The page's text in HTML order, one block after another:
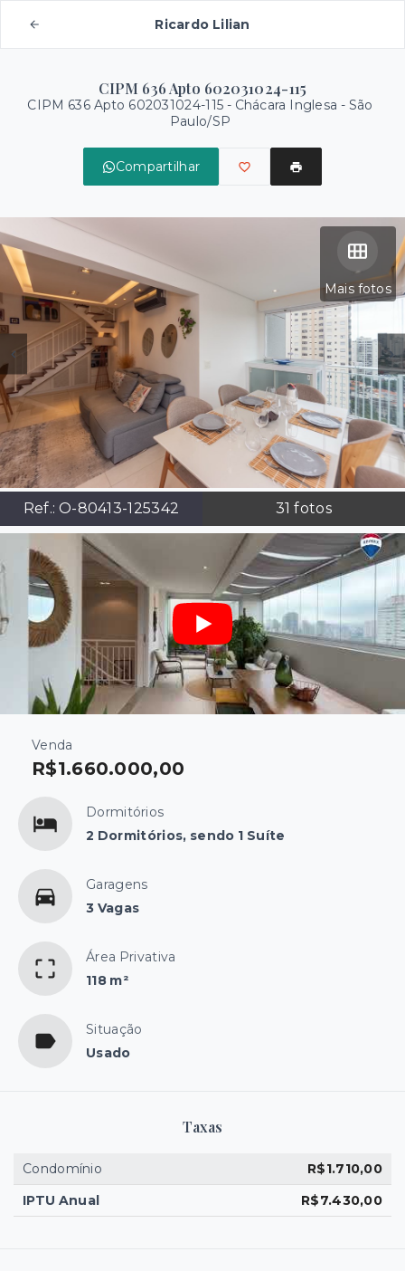
Ricardo Lilian
CIPM 636 Apto 602031024-115
CIPM 636 Apto 602031024-115 - Chácara Inglesa - São
Paulo/SP
Compartilhar
Mais fotos
Ref.: O-80413-125342 31 fotos
Venda
R$1.660.000,00
Dormitórios
2 Dormitórios, sendo 1 Suíte
Garagens
3 Vagas
Área Privativa
118 m²
Situação
Usado
Taxas
Condomínio
R$1.710,00
IPTU Anual
R$7.430,00